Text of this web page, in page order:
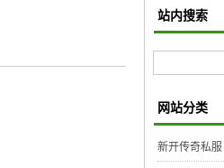
站内搜索
网站分类
新开传奇私服